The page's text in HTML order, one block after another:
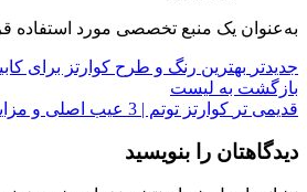
به‌عنوان یک منبع تخصصی مورد استفاده
جدیدتر بهترین رنگ و طرح کوارتز برای
بازگشت به لیست
قدیمی تر کوارتز توتم | 3 عیب اصلی و مزایای بسیار
دیدگاهتان را بنویسید